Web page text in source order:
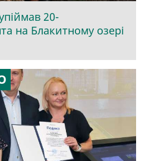
20-
на Блакитному озері